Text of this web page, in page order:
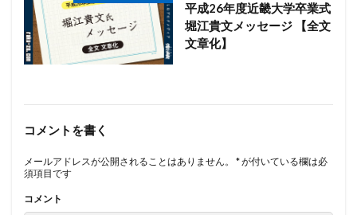
平成26年度近畿大学卒業式
堀江貴文メッセージ 【全文
文章化】
コメントを書く
メールアドレスが公開されることはありません。 *が付いている欄は必
須項目です
コメント